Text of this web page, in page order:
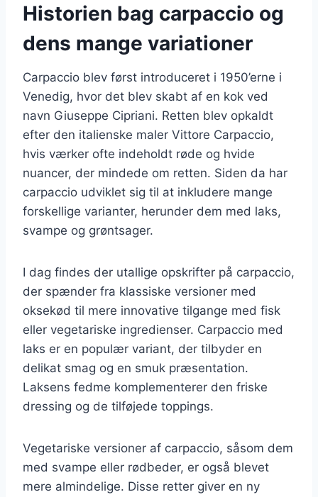
Historien bag carpaccio og
dens mange variationer
Carpaccio blev først introduceret i 1950’erne i
Venedig, hvor det blev skabt af en kok ved
navn Giuseppe Cipriani. Retten blev opkaldt
efter den italienske maler Vittore Carpaccio,
hvis værker ofte indeholdt røde og hvide
nuancer, der mindede om retten. Siden da har
carpaccio udviklet sig til at inkludere mange
forskellige varianter, herunder dem med laks,
svampe og grøntsager.
I dag findes der utallige opskrifter på carpaccio,
der spænder fra klassiske versioner med
oksekød til mere innovative tilgange med fisk
eller vegetariske ingredienser. Carpaccio med
laks er en populær variant, der tilbyder en
delikat smag og en smuk præsentation.
Laksens fedme komplementerer den friske
dressing og de tilføjede toppings.
Vegetariske versioner af carpaccio, såsom dem
med svampe eller rødbeder, er også blevet
mere almindelige. Disse retter giver en ny